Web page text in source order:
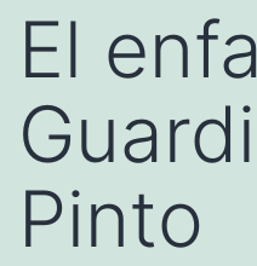
El
Pinto